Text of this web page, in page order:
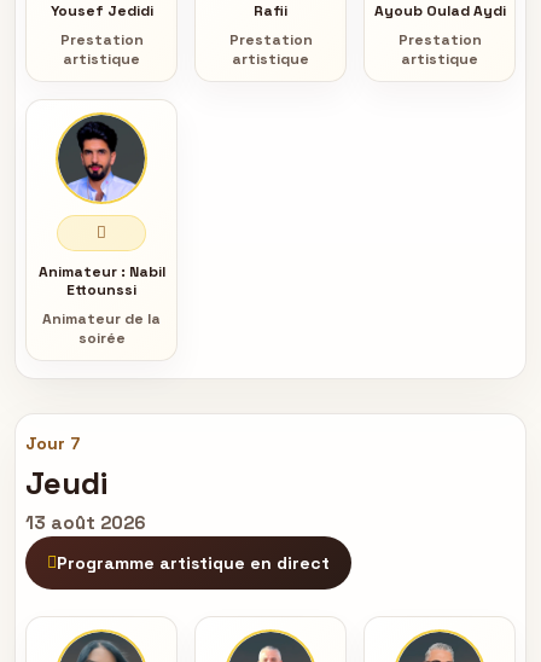
Yousef Jedidi
Prestation
artistique
Rafii
Prestation
artistique
Ayoub Oulad Aydi
Prestation
artistique
Animateur : Nabil
Ettounssi
Animateur de la
soirée
Jour 7
Jeudi
13 août 2026
Programme artistique en direct